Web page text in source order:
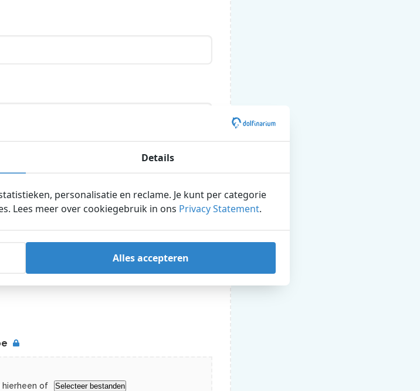
of Selecteer bestanden
Details
personalisatie en reclame. Je kunt per categorie
Lees meer over cookiegebruik in ons Privacy Statement.
Alles accepteren